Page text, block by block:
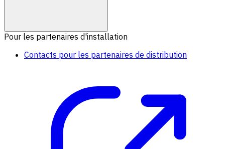
Pour les partenaires d'installation
Contacts pour les partenaires de distribution